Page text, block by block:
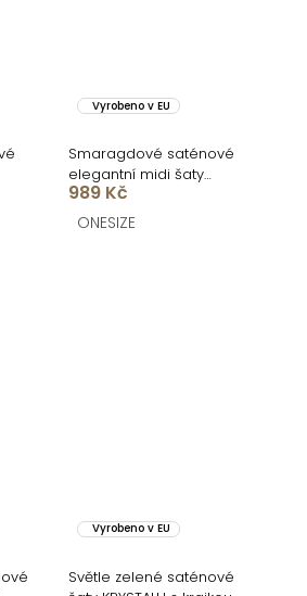
Vyrobeno v EU
Smaragdové saténové
elegantní midi šaty
SIMUEL se šněrováním
989 Kč
ONESIZE
Vyrobeno v EU
Světle zelené saténové